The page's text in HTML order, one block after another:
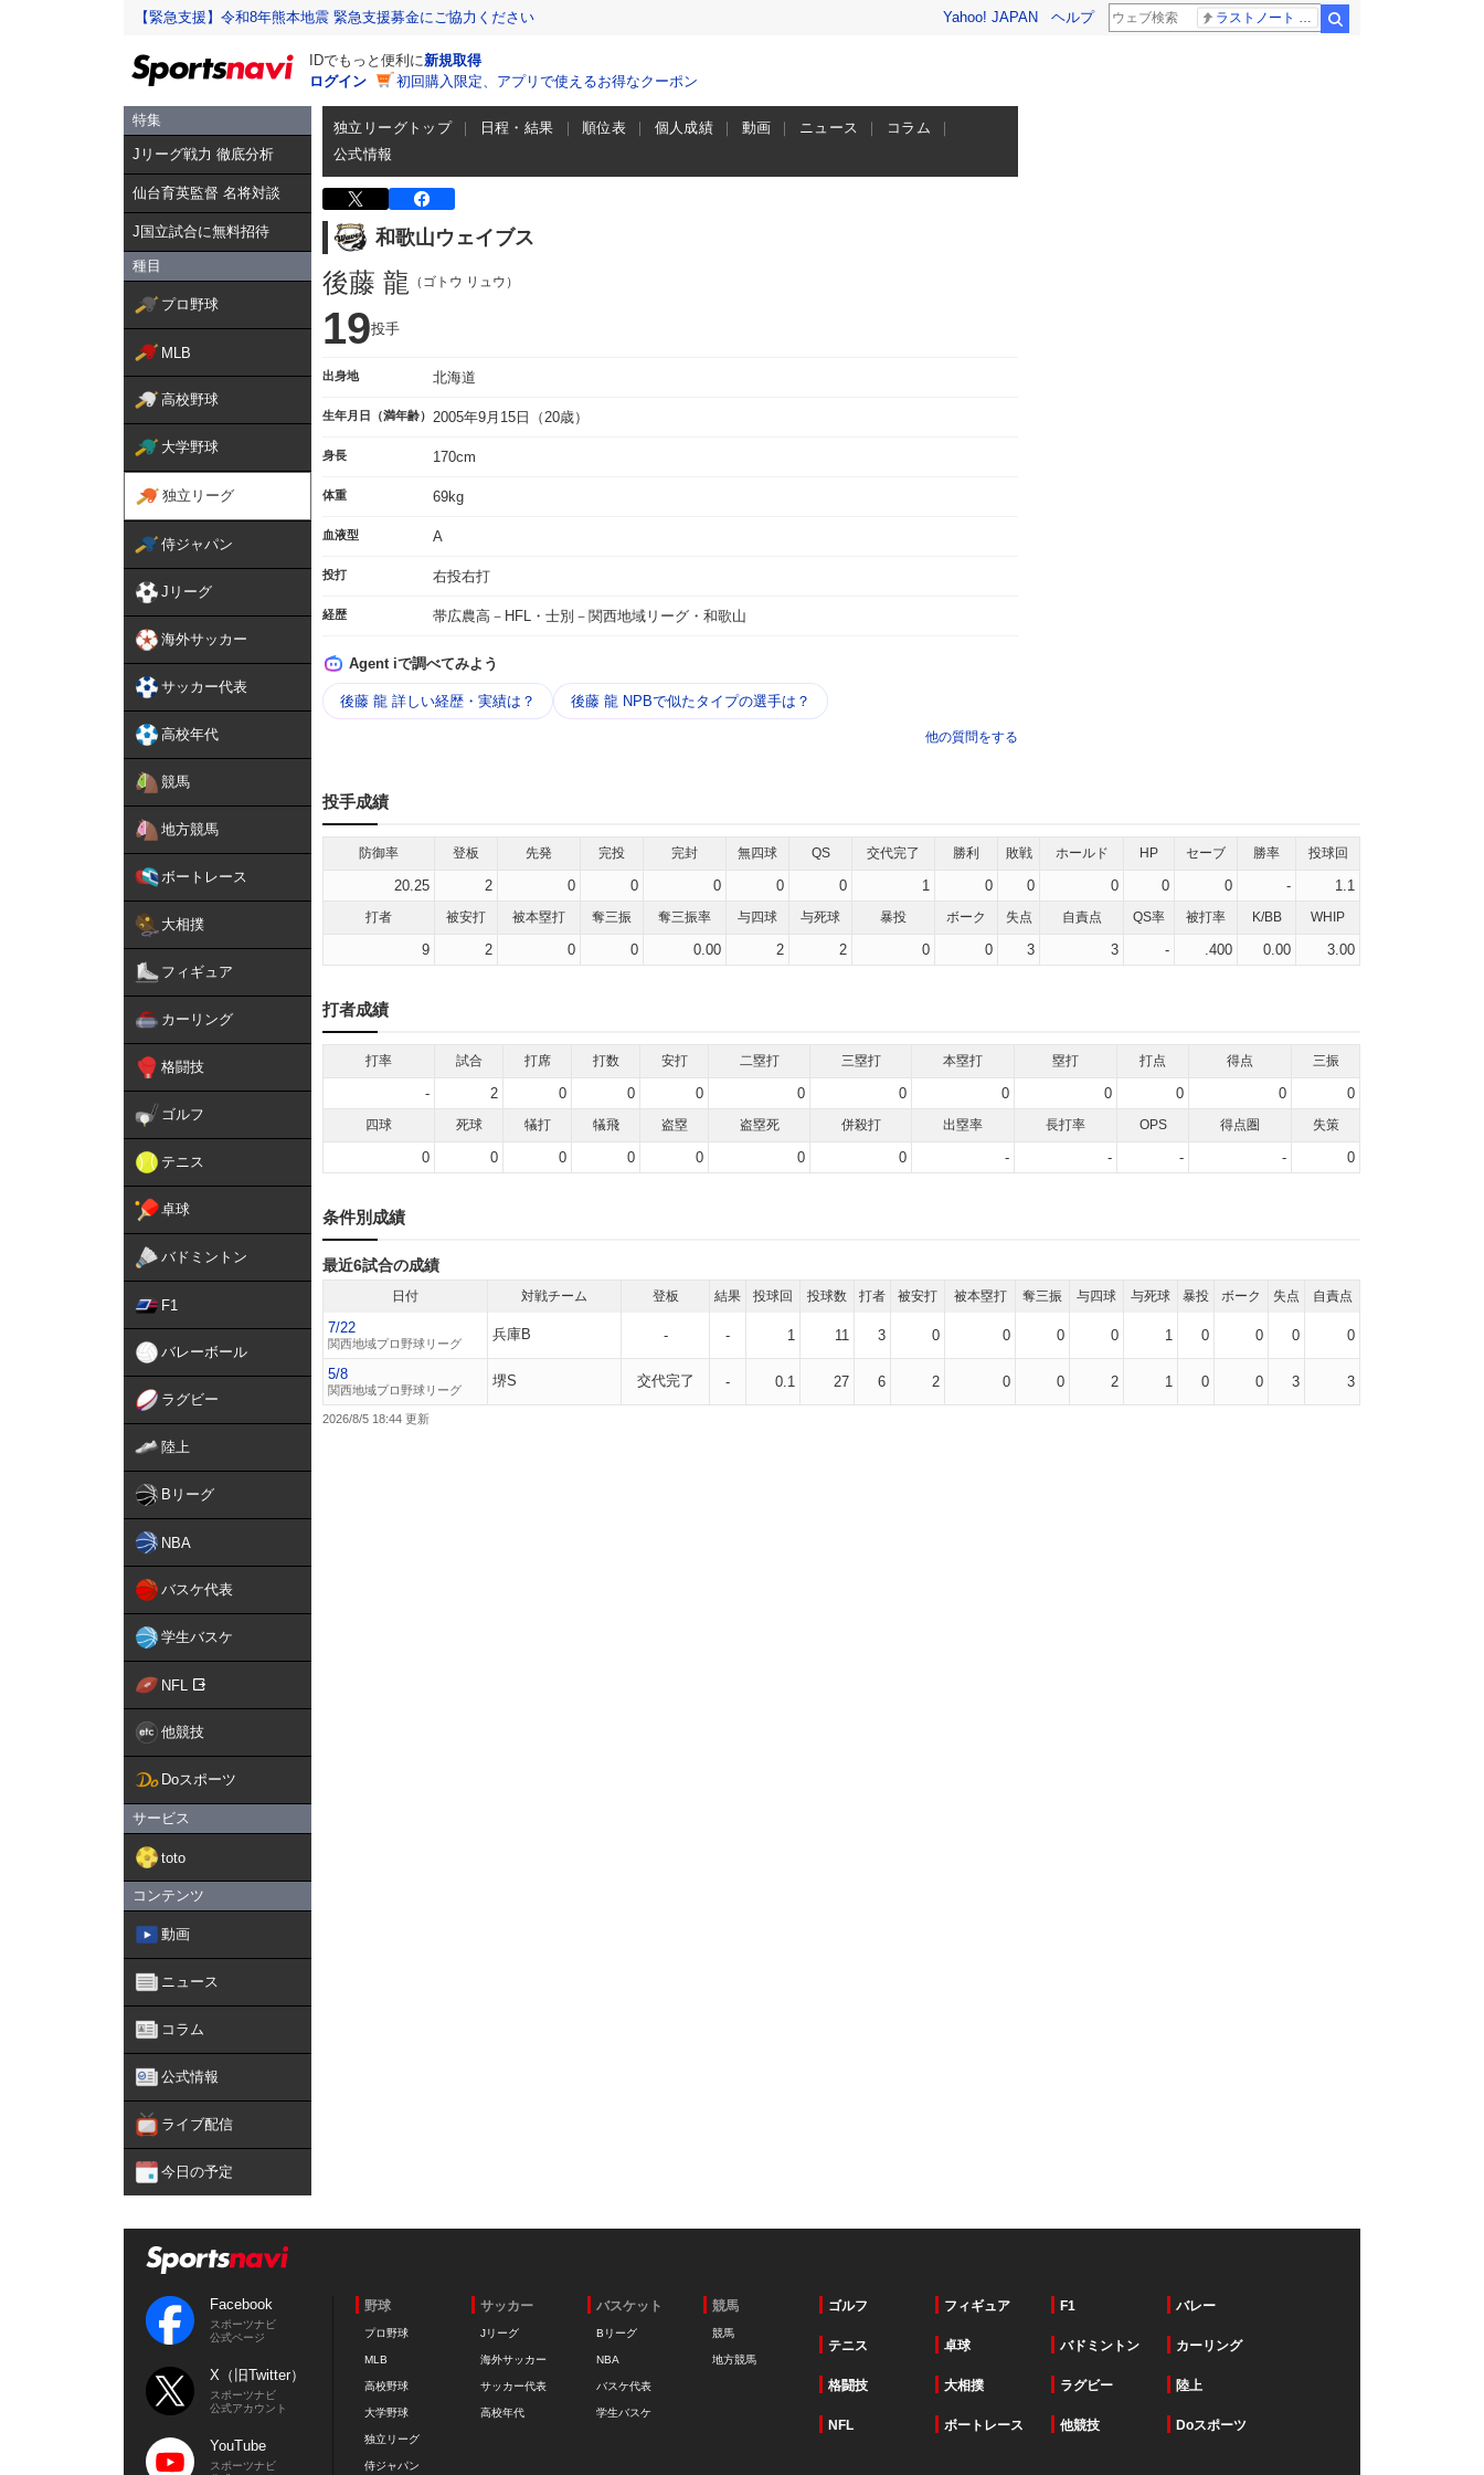
【緊急支援】令和8年熊本地震 緊急支援募金にご協力ください Yahoo! JAPAN ヘルプ
IDでもっと便利に新規取得
ログイン
初回購入限定、アプリで使えるお得なクーポン
特集
Jリーグ戦力 徹底分析
仙台育英監督 名将対談
J国立試合に無料招待
種目
プロ野球
MLB
高校野球
大学野球
独立リーグ
侍ジャパン
Jリーグ
海外サッカー
サッカー代表
高校年代
競馬
地方競馬
ボートレース
大相撲
フィギュア
カーリング
格闘技
ゴルフ
テニス
卓球
バドミントン
F1
バレーボール
ラグビー
陸上
Bリーグ
NBA
バスケ代表
学生バスケ
NFL
他競技
Doスポーツ
サービス
toto
コンテンツ
動画
ニュース
コラム
公式情報
ライブ配信
今日の予定
独立リーグトップ 日程・結果 順位表 個人成績 動画 ニュース
コラム
公式情報
和歌山ウェイブス
後藤 龍 （ゴトウ リュウ）
19投手
出身地 北海道
生年月日（満年齢） 2005年9月15日（20歳）
身長 170cm
体重 69kg
血液型 A
投打 右投右打
経歴 帯広農高－HFL・士別－関西地域リーグ・和歌山
Agent iで調べてみよう
後藤 龍 詳しい経歴・実績は？ 後藤 龍 NPBで似たタイプの選手は？
他の質問をする
投手成績
防御率 登板 先発 完投 完封 無四球 QS 交代完了 勝利 敗戦 ホールド HP セーブ 勝率 投球回
20.25 2 0 0 0 0 0 1 0 0 0 0 0 - 1.1
打者 被安打 被本塁打 奪三振 奪三振率 与四球 与死球 暴投 ボーク 失点 自責点 QS率 被打率 K/BB WHIP
9 2 0 0 0.00 2 2 0 0 3 3 - .400 0.00 3.00
打者成績
打率 試合 打席 打数 安打 二塁打 三塁打 本塁打 塁打 打点 得点 三振
- 2 0 0 0 0 0 0 0 0 0 0
四球 死球 犠打 犠飛 盗塁 盗塁死 併殺打 出塁率 長打率 OPS 得点圏 失策
0 0 0 0 0 0 0 - - - - 0
条件別成績
最近6試合の成績
日付 対戦チーム 登板 結果 投球回 投球数 打者 被安打 被本塁打 奪三振 与四球 与死球 暴投 ボーク 失点 自責点
7/22
関西地域プロ野球リーグ
兵庫B - - 1 11 3 0 0 0 0 1 0 0 0 0
5/8
関西地域プロ野球リーグ
堺S 交代完了 - 0.1 27 6 2 0 0 2 1 0 0 3 3
2026/8/5 18:44
Facebook
スポーツナビ
公式ページ
X（旧Twitter）
スポーツナビ
公式アカウント
YouTube
スポーツナビ
野球
プロ野球
MLB
高校野球
大学野球
独立リーグ
侍ジャパン
サッカー
Jリーグ
海外サッカー
サッカー代表
高校年代
バスケット
Bリーグ
NBA
バスケ代表
学生バスケ
競馬
競馬
地方競馬
ゴルフ フィギュア F1 バレー
テニス 卓球 バドミントン カーリング
格闘技 大相撲 ラグビー 陸上
NFL ボートレース 他競技 Doスポーツ